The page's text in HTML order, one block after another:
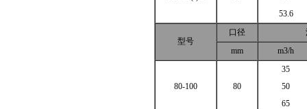
53.6
型号
口径
mm
m3/h
80-100 80
35
50
65